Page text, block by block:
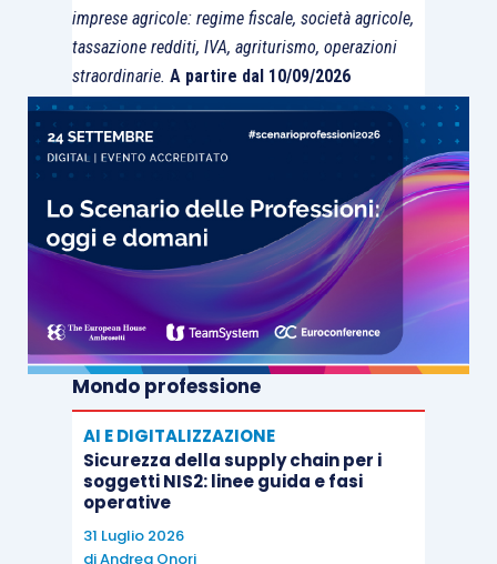
imprese agricole: regime fiscale, società agricole,
tassazione redditi, IVA, agriturismo, operazioni
straordinarie. A partire dal 10/09/2026
Mondo professione
AI E DIGITALIZZAZIONE
Sicurezza della supply chain per i
soggetti NIS2: linee guida e fasi
operative
31 Luglio 2026
diAndrea Onori